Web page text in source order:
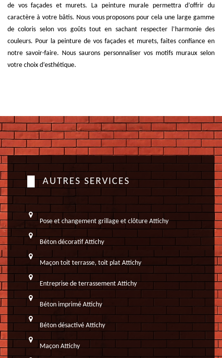
de vos façades et murets. La peinture murale permettra d’offrir du
caractère à votre bâtis. Nous vous proposons pour cela une large gamme
de coloris selon vos goûts tout en sachant respecter l’harmonie des
couleurs. Pour la peinture de vos façades et murets, faites confiance en
notre savoir-faire. Nous saurons personnaliser vos motifs muraux selon
votre choix d’esthétique.
AUTRES SERVICES
Pose et changement grillage et clôture Attichy
Béton décoratif Attichy
Maçon toit terrasse, toit plat Attichy
Entreprise de terrassement Attichy
Béton imprimé Attichy
Béton désactivé Attichy
Maçon Attichy